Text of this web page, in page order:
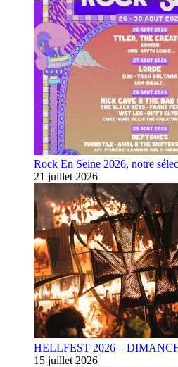
Rock En Seine 2026, notre
21 juillet 2026
HELLFEST 2026 –
15 juillet 2026